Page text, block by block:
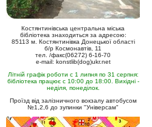
Костянтинівська центральна міська
бібліотека знаходиться за адресою:
85113 м. Костянтинівка Донецької області
б/р Космонавтів, 11
тел. /факс(06272) 6-16-70
e-mail: konstlib(dog)ukr.net
Літній графік роботи с 1 липня по 31 серпня:
бібліотека працює с 10:00 до 18:00. Вихідні -
неділя, понеділок.
Проїзд від залізничного вокзалу автобусом
№1,2,6 до зупинки "Універсам"